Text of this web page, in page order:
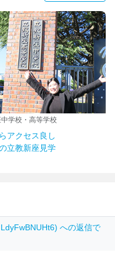
学校・高等学校
アクセス良し
立教新座見学
への返信で